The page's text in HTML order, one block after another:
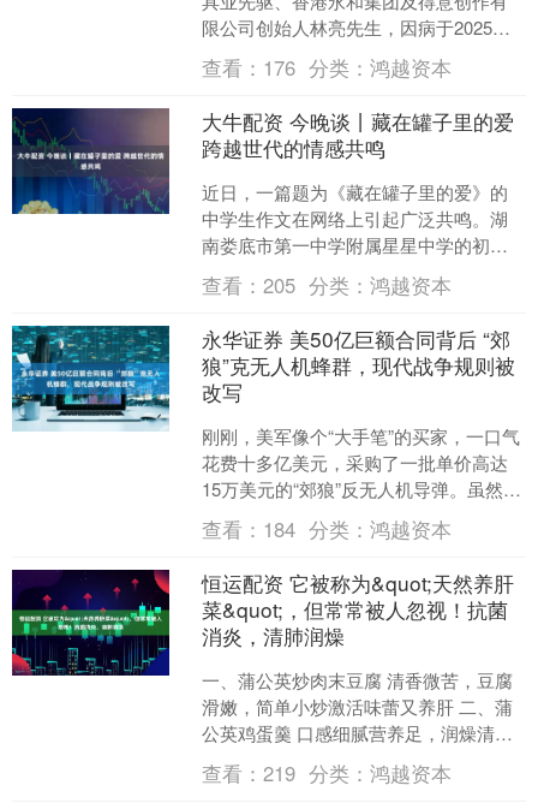
限公司创始人林亮先生，因病于2025年
11月10日下午逝世，享年102岁。 林亮
于1924年....
查看： 176 分类：鸿越资本
大牛配资 今晚谈丨藏在罐子里的爱
跨越世代的情感共鸣
近日，一篇题为《藏在罐子里的爱》的
中学生作文在网络上引起广泛共鸣。湖
南娄底市第一中学附属星星中学的初三
语文老师童丽芳在批改作文时，被14岁
学生龙睿熙回忆已离世1....
查看：205 分类：鸿越资本
永华证券 美50亿巨额合同背后 “郊
狼”克无人机蜂群，现代战争规则被
改写
刚刚，美军像个“大手笔”的买家，一口气
花费十多亿美元，采购了一批单价高达
15万美元的“郊狼”反无人机导弹。虽然这
笔开销看上去惊人，但从战略和战术需
求角度看，这项....
查看： 184 分类：鸿越资本
恒运配资 它被称为&quot;天然养肝
菜&quot;，但常常被人忽视！抗菌
消炎，清肺润燥
一、蒲公英炒肉末豆腐 清香微苦，豆腐
滑嫩，简单小炒激活味蕾又养肝 二、蒲
公英鸡蛋羹 口感细腻营养足，润燥清
热，好吃易消化 展开剩余52% 三、清炒
蒲公英 最大保....
查看：219 分类：鸿越资本